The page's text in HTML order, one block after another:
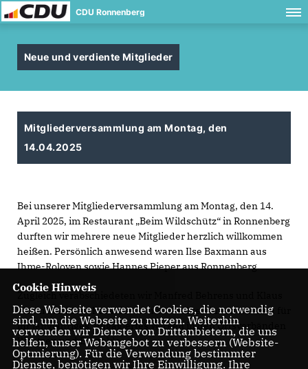
CDU Ronnenberg
Neue und verdiente Mitglieder
Mitgliederversammlung am Montag, den
14.04.2025
Bei unserer Mitgliederversammlung am Montag, den 14.
April 2025, im Restaurant „Beim Wildschütz“ in Ronnenberg
durften wir mehrere neue Mitglieder herzlich willkommen
heißen. Persönlich anwesend waren Ilse Baxmann aus
Ihme-Roloven sowie Hannes Pieper aus Ronnenberg.
Zugleich verabschiedeten wir Manfred Behrens und Klaus
Thum aus ihren Funktionen und dankten ihnen herzlich für
ihr langjähriges, engagiertes Wirken in den Ortsverbänden
Weetzen und Empelde.
Cookie Hinweis
Diese Webseite verwendet Cookies, die notwendig
sind, um die Webseite zu nutzen. Weiterhin
verwenden wir Dienste von Drittanbietern, die uns
helfen, unser Webangebot zu verbessern (Website-
Optmierung). Für die Verwendung bestimmter
Dienste, benötigen wir Ihre Einwilligung. Ihre